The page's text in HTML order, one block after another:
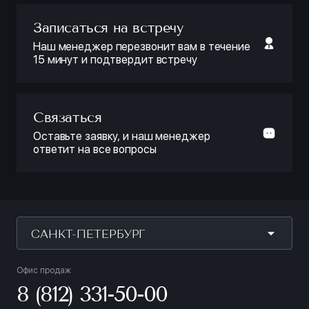
Записаться на встречу
Наш менеджер перезвонит вам в течение
15 минут и подтвердит встречу
Связаться
Оставьте заявку, и наш менеджер
ответит на все вопросы
САНКТ-ПЕТЕРБУРГ
Офис продаж
8 (812) 331-50-00